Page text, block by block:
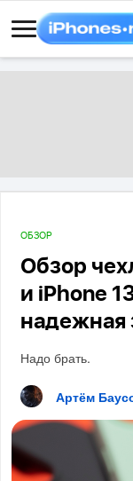
ОБЗОР
Обзор
и iPhone
надежная
Надо брать.
Артём